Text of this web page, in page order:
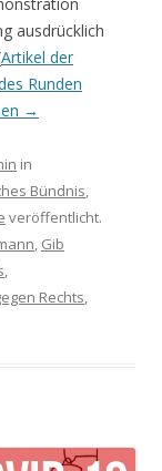
ausdrücklich
Artikel der
Runden
→
in
Bündnis,
veröffentlicht.
, Gib
,
Rechts,